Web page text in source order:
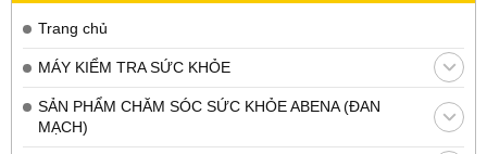
Trang chủ
MÁY KIỂM TRA SỨC KHỎE
SẢN PHẨM CHĂM SÓC SỨC KHỎE ABENA (ĐAN
MẠCH)